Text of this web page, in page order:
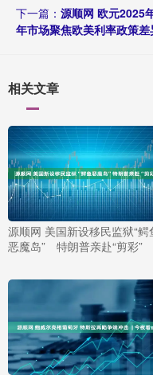
下一篇： 源顺网 欧元2025
年市场聚焦欧美利率政策差
相关文章
源顺网 美国新设移民监狱“鳄
恶魔岛” 特朗普亲赴“剪彩”